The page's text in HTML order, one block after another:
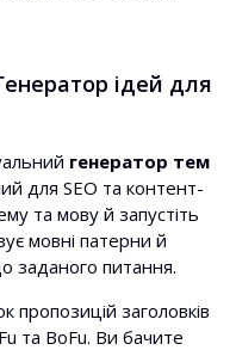
ідей для
генератор тем
для SEO та контент-
та мову й запустіть
мовні патерни й
заданого питання.
пропозицій заголовків
та BoFu. Ви бачите